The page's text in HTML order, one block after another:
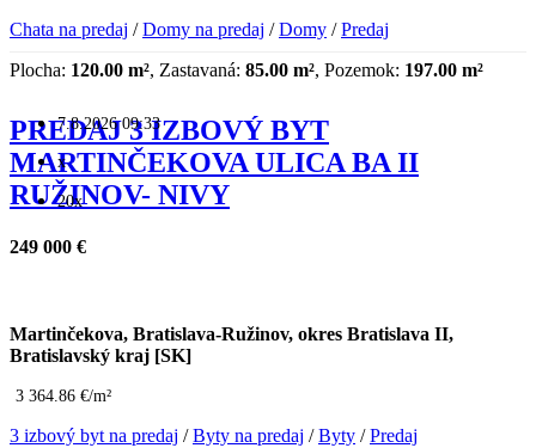
Chata na predaj /Domy na predaj /Domy /Predaj
Plocha: 120.00 m², Zastavaná: 85.00 m², Pozemok: 197.00 m²
7.8.2026 09:33
x
20x
PREDAJ 3 IZBOVÝ BYT
MARTINČEKOVA ULICA BA II
RUŽINOV- NIVY
249 000 €
Martinčekova, Bratislava-Ružinov, okres Bratislava II,
Bratislavský kraj [SK]
3 364.86 €/m²
3 izbový byt na predaj /Byty na predaj /Byty /Predaj